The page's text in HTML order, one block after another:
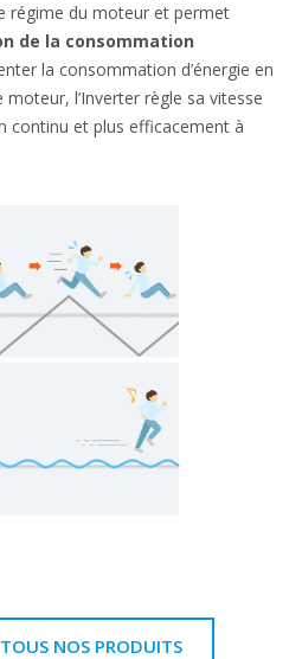
régime du moteur et permet
de la consommation
la consommation d’énergie en
l’Inverter règle sa vitesse
continu et plus efficacement à
NOS PRODUITS